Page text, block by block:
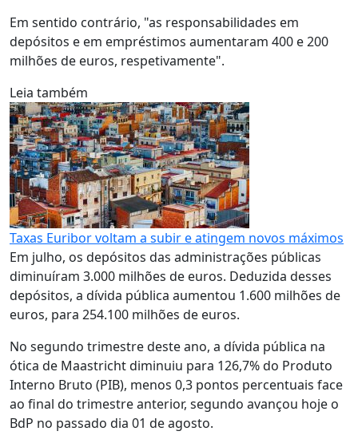
Em sentido contrário, "as responsabilidades em
depósitos e em empréstimos aumentaram 400 e 200
milhões de euros, respetivamente".
Leia também
Taxas Euribor voltam a subir e atingem novos máximos
Em julho, os depósitos das administrações públicas
diminuíram 3.000 milhões de euros. Deduzida desses
depósitos, a dívida pública aumentou 1.600 milhões de
euros, para 254.100 milhões de euros.
No segundo trimestre deste ano, a dívida pública na
ótica de Maastricht diminuiu para 126,7% do Produto
Interno Bruto (PIB), menos 0,3 pontos percentuais face
ao final do trimestre anterior, segundo avançou hoje o
BdP no passado dia 01 de agosto.